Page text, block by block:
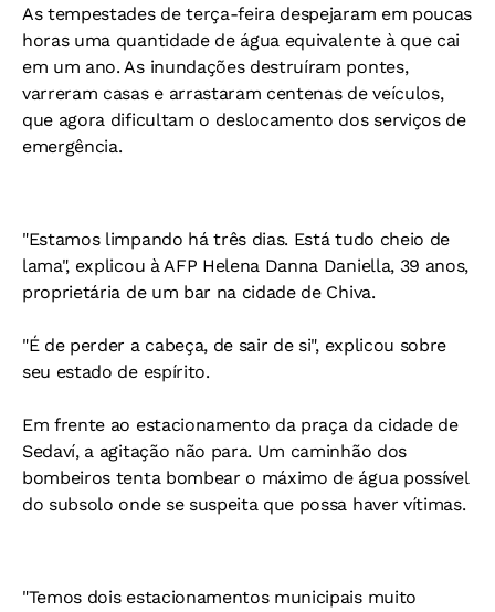
As tempestades de terça-feira despejaram em poucas
horas uma quantidade de água equivalente à que cai
em um ano. As inundações destruíram pontes,
varreram casas e arrastaram centenas de veículos,
que agora dificultam o deslocamento dos serviços de
emergência.
"Estamos limpando há três dias. Está tudo cheio de
lama", explicou à AFP Helena Danna Daniella, 39 anos,
proprietária de um bar na cidade de Chiva.
"É de perder a cabeça, de sair de si", explicou sobre
seu estado de espírito.
Em frente ao estacionamento da praça da cidade de
Sedaví, a agitação não para. Um caminhão dos
bombeiros tenta bombear o máximo de água possível
do subsolo onde se suspeita que possa haver vítimas.
"Temos dois estacionamentos municipais muito